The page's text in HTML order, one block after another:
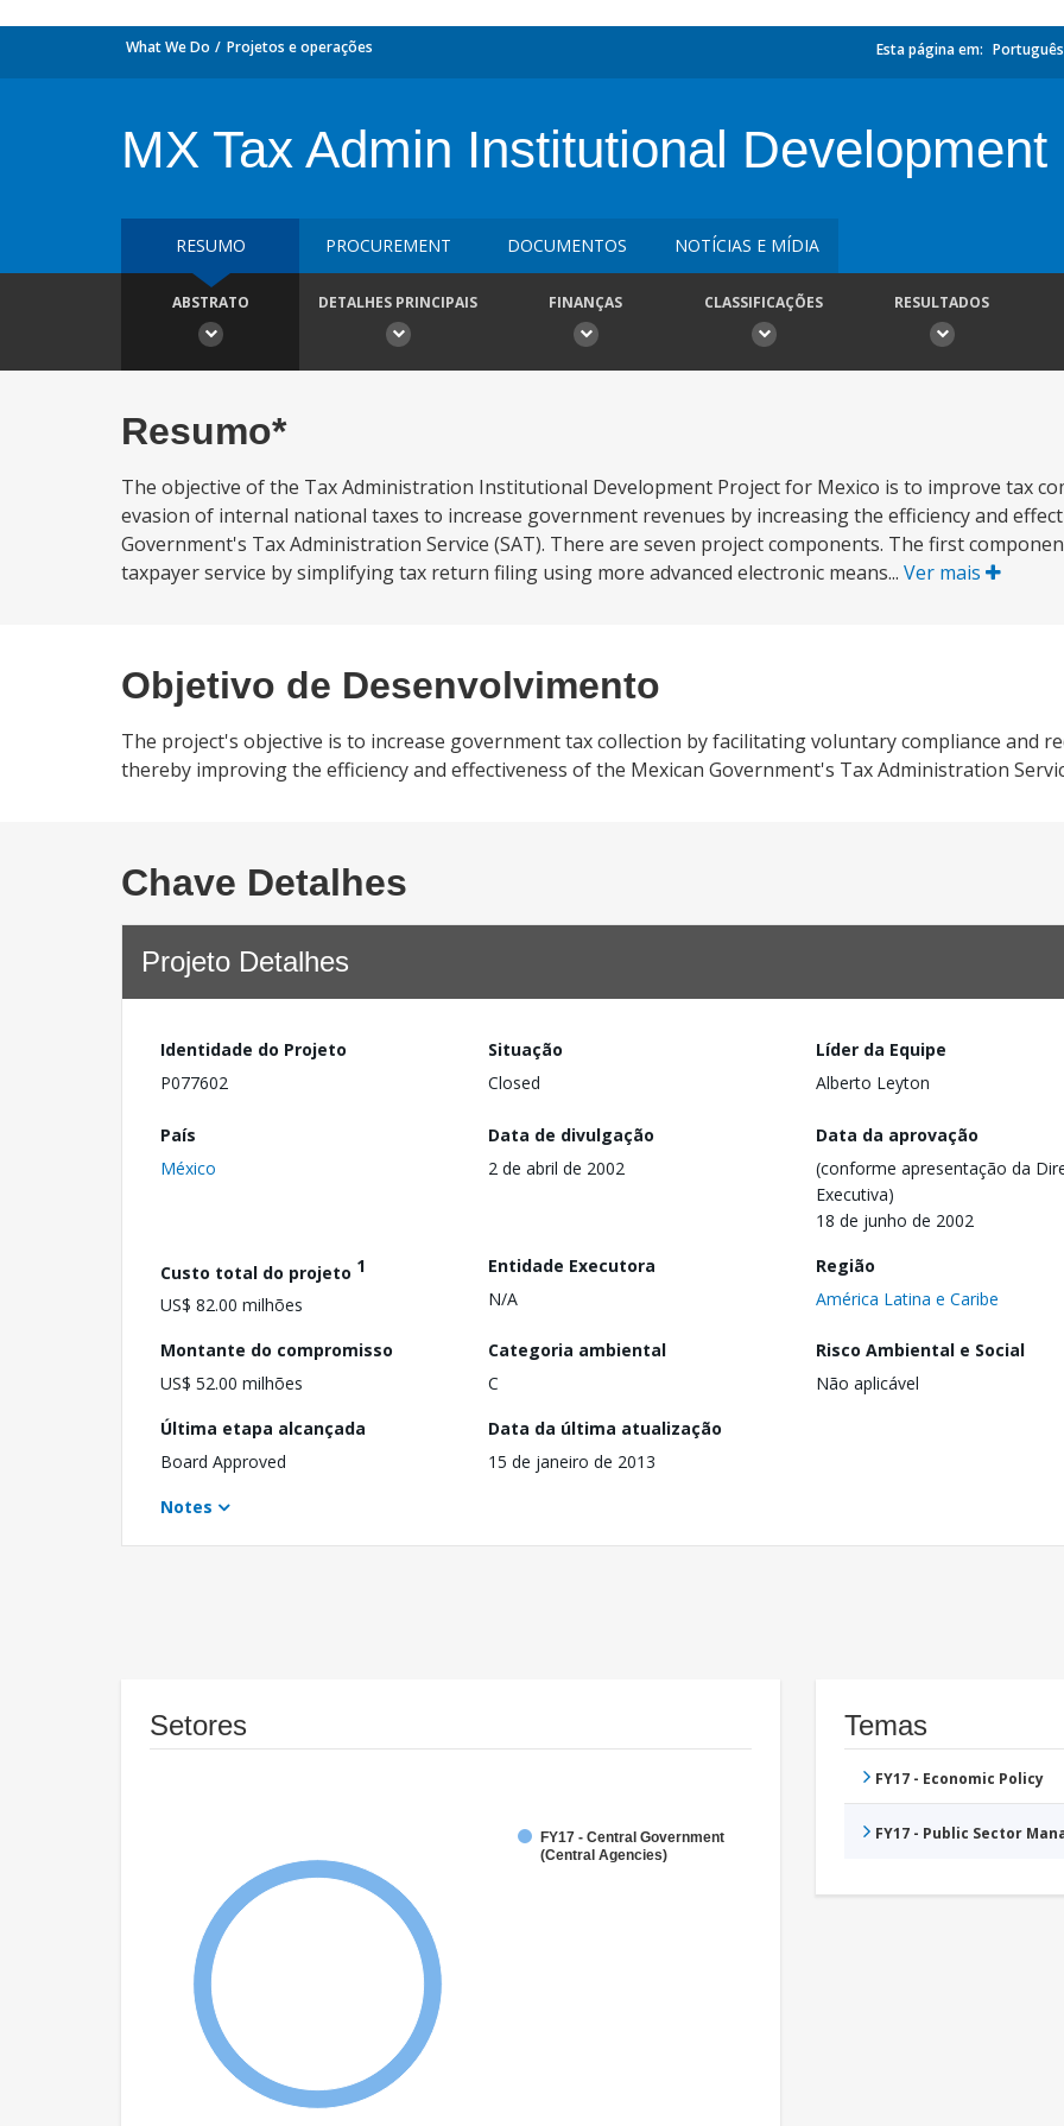
What We Do Projetos e operações Esta página em: Português
MX Tax Admin Institutional Development
RESUMO PROCUREMENT DOCUMENTOS NOTÍCIAS E MÍDIA
ABSTRATO DETALHES PRINCIPAIS FINANÇAS CLASSIFICAÇÕES RESULTADOS
Resumo*
The objective of the Tax Administration Institutional Development Project for Mexico is to improve tax
evasion of internal national taxes to increase government revenues by increasing the efficiency and
Government's Tax Administration Service (SAT). There are seven project components. The first
taxpayer service by simplifying tax return filing using more advanced electronic means... Ver mais
Objetivo de Desenvolvimento
The project's objective is to increase government tax collection by facilitating voluntary compliance and
thereby improving the efficiency and effectiveness of the Mexican Government's Tax Administration
Chave Detalhes
Projeto Detalhes
Identidade do Projeto
P077602
Situação
Closed
Líder da Equipe
Alberto Leyton
País
México
Data de divulgação
2 de abril de 2002
Data da aprovação
(conforme apresentação da
Executiva)
18 de junho de 2002
Custo total do projeto 1
US$ 82.00 milhões
Entidade Executora
N/A
Região
América Latina e Caribe
Montante do compromisso
US$ 52.00 milhões
Categoria ambiental
C
Risco Ambiental e Social
Não aplicável
Última etapa alcançada
Board Approved
Data da última atualização
15 de janeiro de 2013
Notes
Setores
FY17 - Central Government
(Central Agencies)
Temas
FY17 - Economic Policy
FY17 - Public Sector